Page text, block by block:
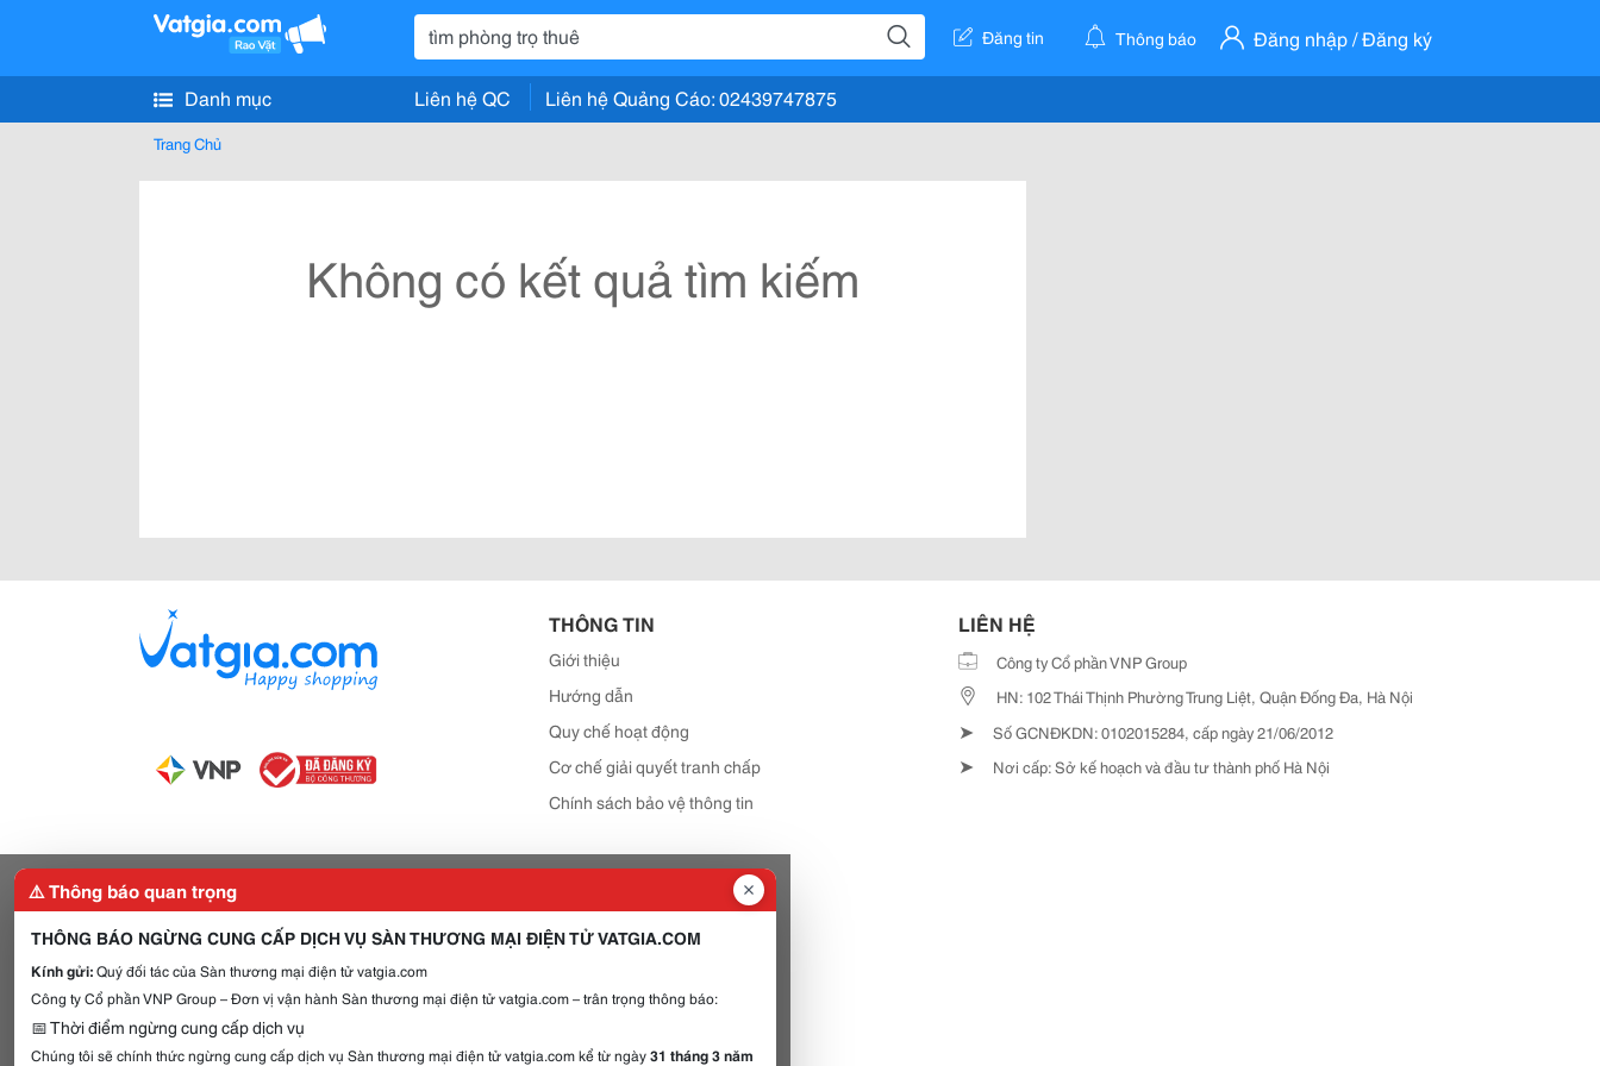
Đăng tin Thông báo Đăng nhập / Đăng ký
Danh mục Liên hệ QC Liên hệ Quảng Cáo: 02439747875
Trang Chủ
Không có kết quả tìm kiếm
THÔNG TIN
Giới thiệu
Hướng dẫn
Quy chế hoạt động
Cơ chế giải quyết tranh chấp
Chính sách bảo vệ thông tin
LIÊN HỆ
Công ty Cổ phần VNP Group
HN: 102 Thái Thịnh Phường Trung Liệt, Quận Đống Đa, Hà Nội
➤ Số GCNĐKDN: 0102015284, cấp ngày 21/06/2012
➤ Nơi cấp: Sở kế hoạch và đầu tư thành phố Hà Nội
⚠️ Thông báo quan trọng
THÔNG BÁO NGỪNG CUNG CẤP DỊCH VỤ SÀN THƯƠNG MẠI ĐIỆN TỬ VATGIA.COM
Kính gửi:Quý đối tác của Sàn thương mại điện tử vatgia.com
Công ty Cổ phần VNP Group – Đơn vị vận hành Sàn thương mại điện tử vatgia.com – trân trọng thông báo:
📅 Thời điểm ngừng cung cấp dịch vụ
Chúng tôi sẽ chính thức ngừng cung cấp dịch vụ Sàn thương mại điện tử vatgia.com kể từ ngày31 tháng 3 năm